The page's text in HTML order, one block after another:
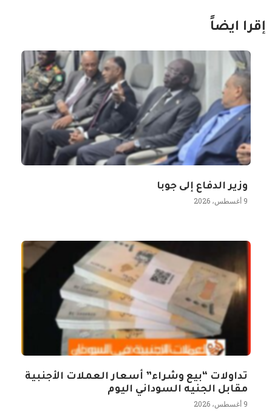
إقرا ايضاً
وزير الدفاع إلى جوبا
9 أغسطس، 2026
تداولات “بيع وشراء” أسعار العملات الأجنبية
مقابل الجنيه السوداني اليوم
9 أغسطس، 2026